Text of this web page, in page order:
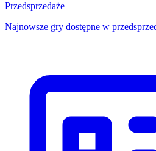
Przedsprzedaże
Najnowsze gry dostępne w